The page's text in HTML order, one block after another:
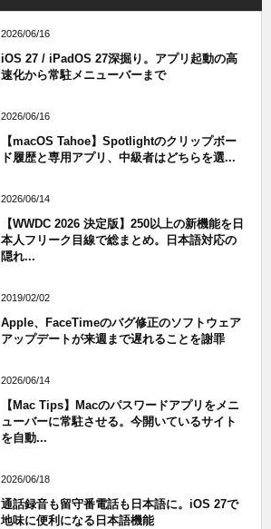
2026/06/16
iOS 27 / iPadOS 27深掘り。アプリ起動の高
速化から常駐メニューバーまで
2026/06/16
【macOS Tahoe】Spotlightのクリップボー
ド履歴と専用アプリ、中級者はどちらを選...
2026/06/14
【WWDC 2026 決定版】250以上の新機能を日
本人フリーク目線で総まとめ。日本語対応の
隠れ...
2019/02/02
Apple、FaceTimeのバグ修正のソフトウェア
アップデートが来週まで遅れることを謝罪
2026/06/14
【Mac Tips】Macのパスワードアプリをメニ
ューバーに常駐させる。今開いているサイト
を自動...
2026/06/18
通話録音も留守番電話も日本語に。iOS 27で
地味に便利になる日本語機能